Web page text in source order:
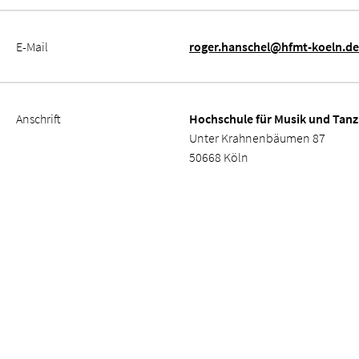
E-Mail roger.hanschel@hfmt-koeln.de
Anschrift
Hochschule für Musik und
Unter Krahnenbäumen 87
50668 Köln